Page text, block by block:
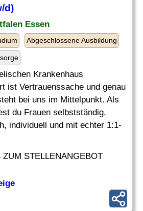
d)
Essen
Abgeschlossene Ausbildung
Krankenhaus
ist Vertrauenssache und genau
bei uns im Mittelpunkt. Als
du Frauen selbstständig,
individuell und mit echter 1:1-
ZUM STELLENANGEBOT